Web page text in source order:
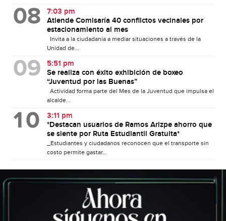
7:03 pm
Atiende Comisaría 40 conflictos vecinales por
estacionamiento al mes
Invita a la ciudadanía a mediar situaciones a través de la
Unidad de...
5:51 pm
Se realiza con éxito exhibición de boxeo
“Juventud por las Buenas”
Actividad forma parte del Mes de la Juventud que impulsa el
alcalde...
3:11 pm
*Destacan usuarios de Ramos Arizpe ahorro que
se siente por Ruta Estudiantil Gratuita*
_Estudiantes y ciudadanos reconocen que el transporte sin
costo permite gastar...